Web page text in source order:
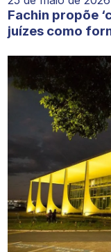
Fachin propõe
juízes como